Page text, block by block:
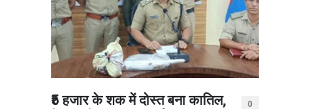
₹5 हजार के शक में दोस्त बना कातिल,
0